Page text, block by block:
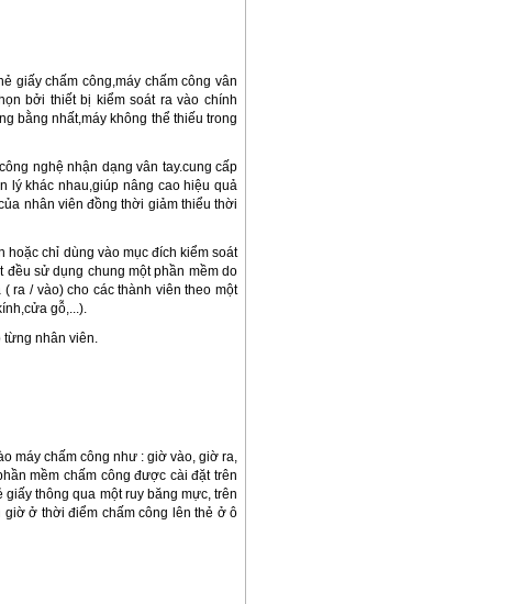
giấy chấm công,máy chấm công vân
bởi thiết bị kiểm soát ra vào chính
bằng nhất,máy không thể thiếu trong
nghệ nhận dạng vân tay.cung cấp
lý khác nhau,giúp nâng cao hiệu quả
nhân viên đồng thời giảm thiểu thời
hoặc chỉ dùng vào mục đích kiểm soát
đều sử dụng chung một phần mềm do
ra / vào) cho các thành viên theo một
gỗ,...).
nhân viên.
máy chấm công như : giờ vào, giờ ra,
mềm chấm công được cài đặt trên
thông qua một ruy băng mực, trên
ở thời điểm chấm công lên thẻ ở ô